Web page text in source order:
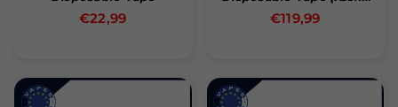
Normal
€22,99
Med 10 Stk)
Normal
€119,99